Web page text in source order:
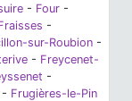
- Four -
-
sur-Roubion -
- Freycenet-
-
- Frugières-le-Pin